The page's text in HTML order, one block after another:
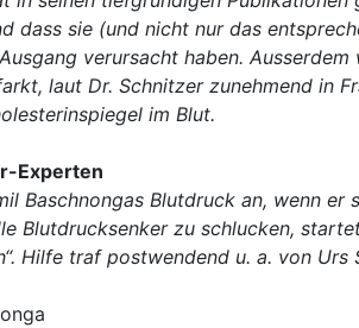
dass sie (und nicht nur das
verursacht haben.
laut Dr. Schnitzer zunehmend in
im Blut.
Experten
Baschnongas Blutdruck an, wenn
Blutdrucksenker zu schlucken,
Hilfe traf postwendend u. a. von